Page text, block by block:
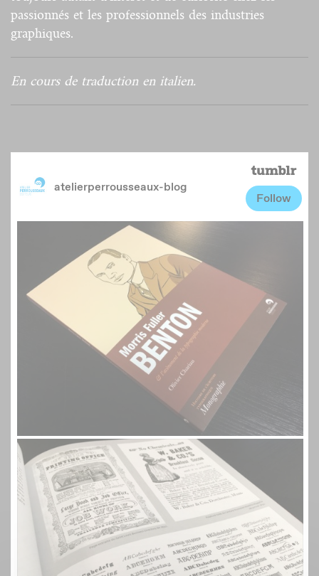
passionnés et les professionnels des industries
graphiques.
En cours de traduction en italien.